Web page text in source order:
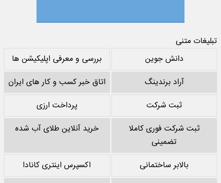
تبلیغات متنی
دانش جوین
بررسی و معرفی اپلیکیشن ها
آراد برندینگ
اتاق خبر کسب و کار های ایران
ثبت شرکت
پرداخت ارزی
ثبت شرکت فوری کاملا
تضمینی
خرید آنلاین طلای آب شده
بالابر ساختمانی
اکسپرس اینتری کانادا